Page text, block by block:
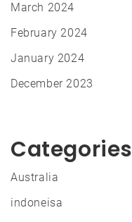
March 2024
February 2024
January 2024
December 2023
Categories
Australia
indoneisa